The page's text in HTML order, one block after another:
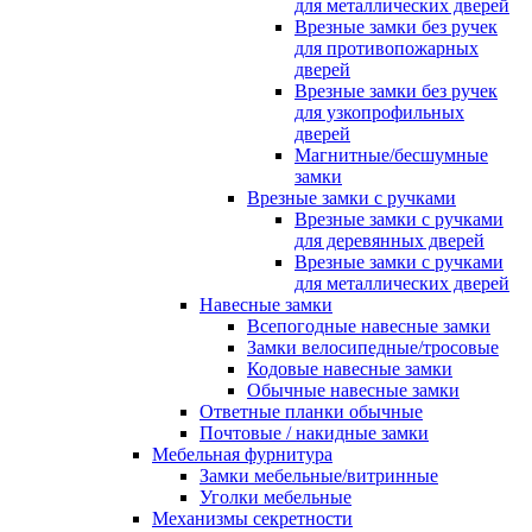
для металлических дверей
Врезные замки без ручек
для противопожарных
дверей
Врезные замки без ручек
для узкопрофильных
дверей
Магнитные/бесшумные
замки
Врезные замки с ручками
Врезные замки с ручками
для деревянных дверей
Врезные замки с ручками
для металлических дверей
Навесные замки
Всепогодные навесные замки
Замки велосипедные/тросовые
Кодовые навесные замки
Обычные навесные замки
Ответные планки обычные
Почтовые / накидные замки
Мебельная фурнитура
Замки мебельные/витринные
Уголки мебельные
Механизмы секретности